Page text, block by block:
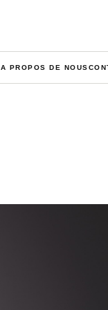
A PROPOS DE NOUS